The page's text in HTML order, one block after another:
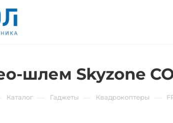
шлем Skyzone
Каталог Гаджеты Квадрокоптеры